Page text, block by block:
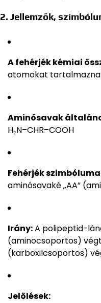
2. Jellemzők,
A fehérjék kémiai
atomokat
Aminósavak
H₂N–CHR–COOH
Fehérjék
aminósavaké „AA”
Irány:A polipeptid-
(aminocsoportos)
(karboxilcsoportos)
Jelölések: